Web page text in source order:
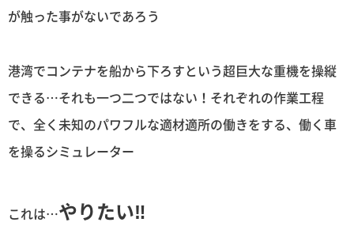
が触った事がないであろう
港湾でコンテナを船から下ろすという超巨大な重機を操縦
できる…それも一つ二つではない！それぞれの作業工程
で、全く未知のパワフルな適材適所の働きをする、働く車
を操るシミュレーター
これは…やりたい‼︎